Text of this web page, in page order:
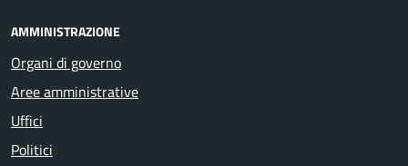
AMMINISTRAZIONE
Organi di governo
Aree amministrative
Uffici
Politici